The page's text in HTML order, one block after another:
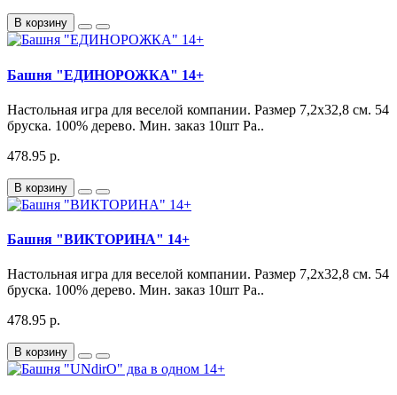
В корзину
Башня "ЕДИНОРОЖКА" 14+
Настольная игра для веселой компании. Размер 7,2х32,8 см. 54
бруска. 100% дерево. Мин. заказ 10шт Ра..
478.95 р.
В корзину
Башня "ВИКТОРИНА" 14+
Настольная игра для веселой компании. Размер 7,2х32,8 см. 54
бруска. 100% дерево. Мин. заказ 10шт Ра..
478.95 р.
В корзину